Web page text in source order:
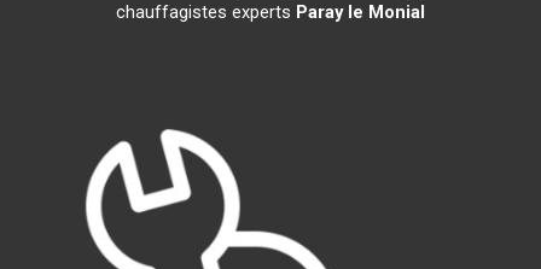
chauffagistes experts Paray le Monial